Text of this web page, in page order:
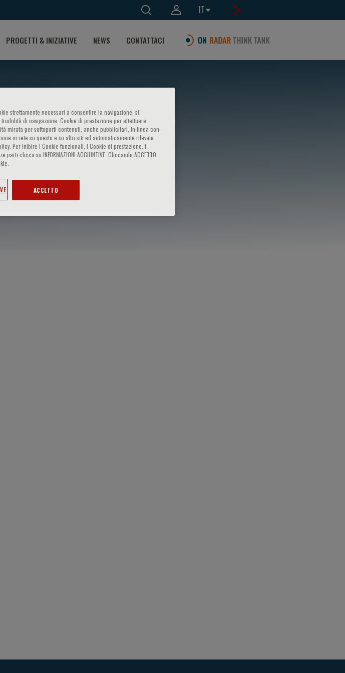
IT
PROGETTI & INIZIATIVE NEWS CONTATTACI
strettamente necessari a consentire la navigazione, si
di navigazione, Cookie di prestazione per effettuare
mirata per sottoporti contenuti, anche pubblicitari, in linea con
in rete su questo e su altri siti ed automaticamente rilevate
Per inibire i Cookie funzionali, i Cookie di prestazione, i
clicca su INFORMAZIONI AGGIUNTIVE. Cliccando ACCETTO
ACCETTO